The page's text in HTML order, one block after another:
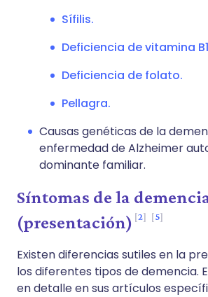
Sífilis.
Deficiencia de vitamina
Deficiencia de folato.
Pellagra.
Causas genéticas de la
enfermedad de Alzheimer
dominante familiar.
Síntomas de la
(presentación)
2 5
Existen diferencias sutiles en la
los diferentes tipos de demencia.
en detalle en sus artículos